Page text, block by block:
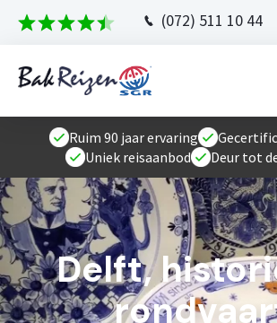
(072) 511 10 44
Ruim 90 jaar ervaring
Uniek reisaanbod
Deur tot
Delft,